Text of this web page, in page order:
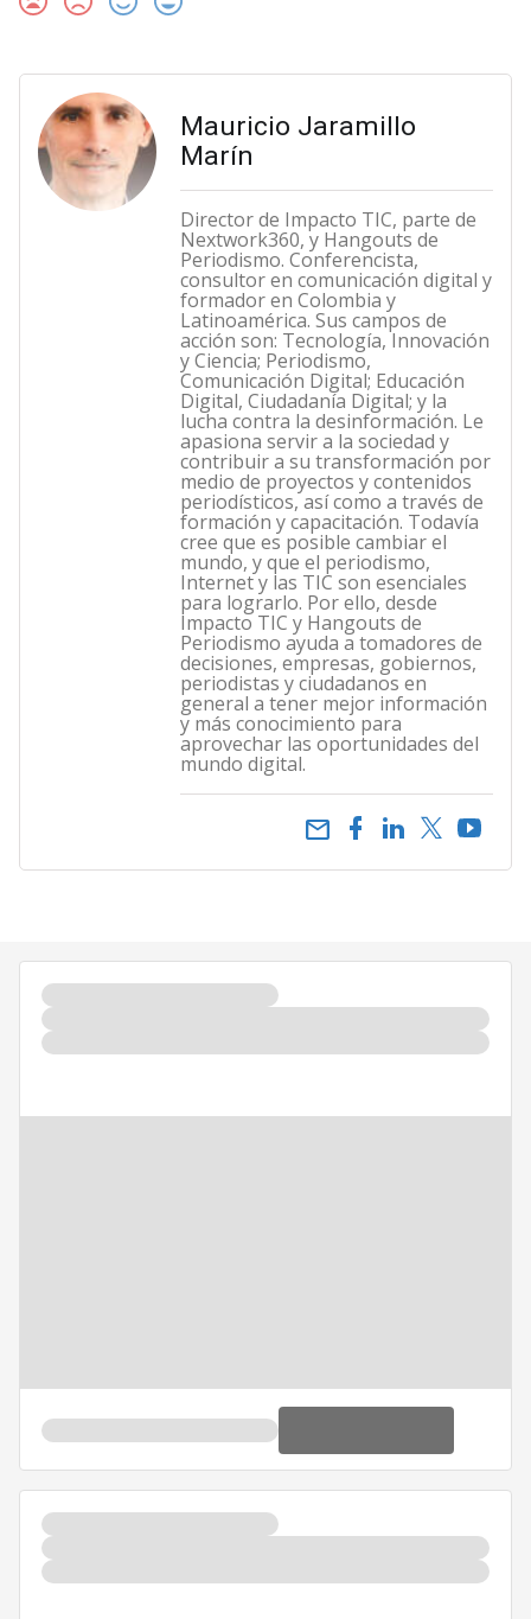
Mauricio Jaramillo
Marín
Director de Impacto TIC, parte de
Nextwork360, y Hangouts de
Periodismo. Conferencista,
consultor en comunicación digital y
formador en Colombia y
Latinoamérica. Sus campos de
acción son: Tecnología, Innovación
y Ciencia; Periodismo,
Comunicación Digital; Educación
Digital, Ciudadanía Digital; y la
lucha contra la desinformación. Le
apasiona servir a la sociedad y
contribuir a su transformación por
medio de proyectos y contenidos
periodísticos, así como a través de
formación y capacitación. Todavía
cree que es posible cambiar el
mundo, y que el periodismo,
Internet y las TIC son esenciales
para lograrlo. Por ello, desde
Impacto TIC y Hangouts de
Periodismo ayuda a tomadores de
decisiones, empresas, gobiernos,
periodistas y ciudadanos en
general a tener mejor información
y más conocimiento para
aprovechar las oportunidades del
mundo digital.
email